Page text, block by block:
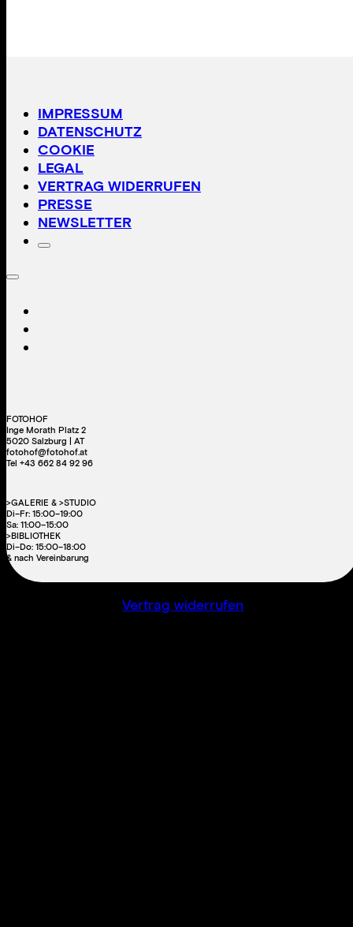
IMPRESSUM
DATENSCHUTZ
COOKIE
LEGAL
VERTRAG WIDERRUFEN
PRESSE
NEWSLETTER
FOTOHOF
Inge Morath Platz 2
5020 Salzburg | AT
fotohof@fotohof.at
Tel +43 662 84 92 96
>GALERIE & >STUDIO
Di–Fr: 15:00–19:00
Sa: 11:00–15:00
>BIBLIOTHEK
Di–Do: 15:00–18:00
& nach Vereinbarung
Vertrag widerrufen